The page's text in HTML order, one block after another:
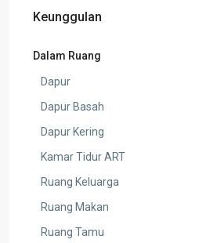
Keunggulan
Dalam Ruang
Dapur
Dapur Basah
Dapur Kering
Kamar Tidur ART
Ruang Keluarga
Ruang Makan
Ruang Tamu